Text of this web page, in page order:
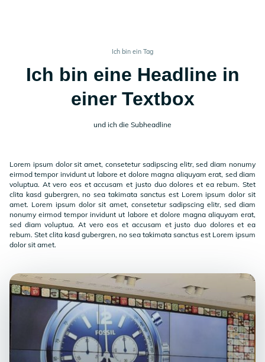
Ich bin ein Tag
Ich bin eine Headline in
einer Textbox
und ich die Subheadline
Lorem ipsum dolor sit amet, consetetur sadipscing elitr, sed diam nonumy
eirmod tempor invidunt ut labore et dolore magna aliquyam erat, sed diam
voluptua. At vero eos et accusam et justo duo dolores et ea rebum. Stet
clita kasd gubergren, no sea takimata sanctus est Lorem ipsum dolor sit
amet. Lorem ipsum dolor sit amet, consetetur sadipscing elitr, sed diam
nonumy eirmod tempor invidunt ut labore et dolore magna aliquyam erat,
sed diam voluptua. At vero eos et accusam et justo duo dolores et ea
rebum. Stet clita kasd gubergren, no sea takimata sanctus est Lorem ipsum
dolor sit amet.